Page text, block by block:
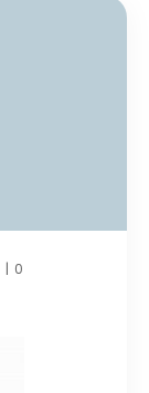
| 0